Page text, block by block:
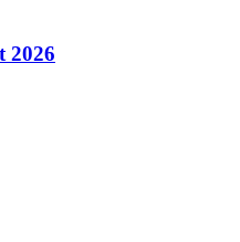
2026